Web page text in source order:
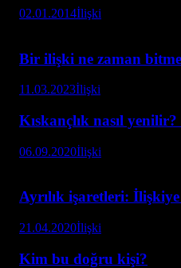
02.01.2014İlişki
Bir ilişki ne zaman
11.03.2023İlişki
Kıskançlık nasıl
06.09.2020İlişki
Ayrılık işaretleri:
21.04.2020İlişki
Kim bu doğru kişi?